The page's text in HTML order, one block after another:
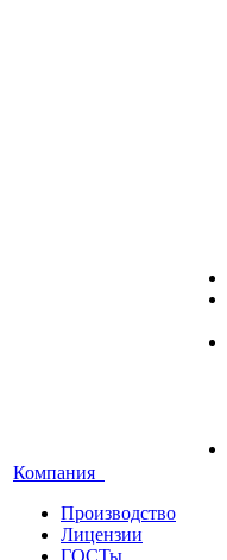
Компания
Производство
Лицензии
ГОСТы